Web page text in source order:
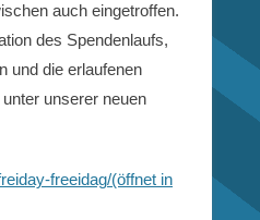
auch eingetroffen.
des Spendenlaufs,
und die erlaufenen
unserer neuen
freeidag/(öffnet in